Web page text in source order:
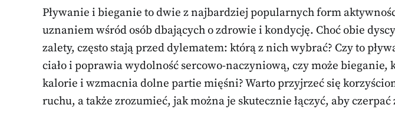
Pływanie i bieganie to dwie z najbardziej popularnych form
uznaniem wśród osób dbających o zdrowie i kondycję. Choć obie
zalety, często stają przed dylematem: którą z nich wybrać? Czy to
ciało i poprawia wydolność sercowo-naczyniową, czy może bieganie,
kalorie i wzmacnia dolne partie mięśni? Warto przyjrzeć się
ruchu, a także zrozumieć, jak można je skutecznie łączyć, aby